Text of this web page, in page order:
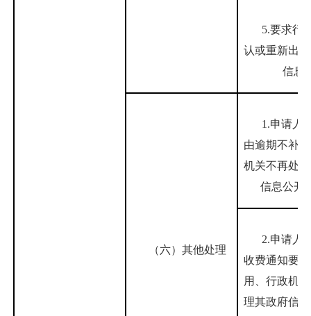
5.要求行政
认或重新出
信息
（六）其他处理
1.申请人无
由逾期不补
机关不再处
信息公开
2.申请人逾
收费通知要
用、行政机
理其政府信